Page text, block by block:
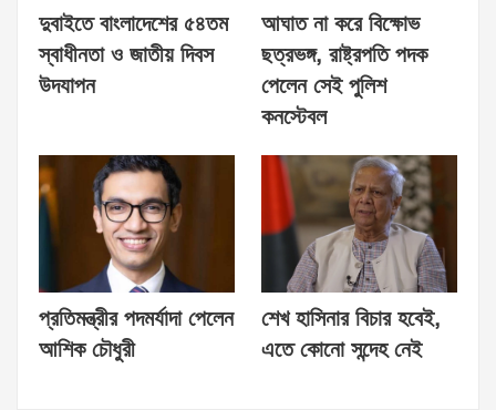
দুবাইতে বাংলাদেশের ৫৪তম
স্বাধীনতা ও জাতীয় দিবস
উদযাপন
আঘাত না করে বিক্ষোভ
ছত্রভঙ্গ, রাষ্ট্রপতি পদক
পেলেন সেই পুলিশ
কনস্টেবল
প্রতিমন্ত্রীর পদমর্যাদা পেলেন
আশিক চৌধুরী
শেখ হাসিনার বিচার হবেই,
এতে কোনো সন্দেহ নেই